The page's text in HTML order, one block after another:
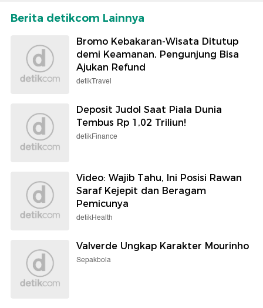
Berita detikcom Lainnya
Bromo Kebakaran-Wisata Ditutup
demi Keamanan, Pengunjung Bisa
Ajukan Refund
detikTravel
Deposit Judol Saat Piala Dunia
Tembus Rp 1,02 Triliun!
detikFinance
Video: Wajib Tahu, Ini Posisi Rawan
Saraf Kejepit dan Beragam
Pemicunya
detikHealth
Valverde Ungkap Karakter Mourinho
Sepakbola